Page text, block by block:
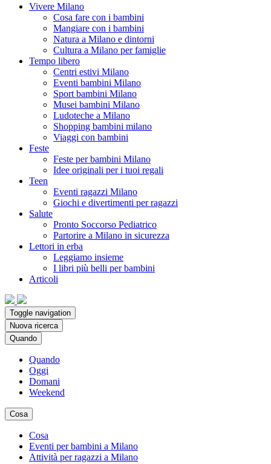
Vivere Milano
Cosa fare con i bambini
Mangiare con i bambini
Natura a Milano e dintorni
Cultura a Milano per famiglie
Tempo libero
Centri estivi Milano
Eventi bambini Milano
Sport bambini Milano
Musei bambini Milano
Ludoteche a Milano
Shopping bambini milano
Viaggi con bambini
Feste
Feste per bambini Milano
Idee originali per i tuoi regali
Teen
Eventi ragazzi Milano
Giochi e divertimenti per ragazzi
Salute
Pronto Soccorso Pediatrico
Partorire a Milano in sicurezza
Lettori in erba
Leggiamo insieme
I libri più belli per bambini
Articoli
Toggle navigation
Nuova ricerca
Quando
Quando
Oggi
Domani
Weekend
Cosa
Cosa
Eventi per bambini a Milano
Attività per ragazzi a Milano